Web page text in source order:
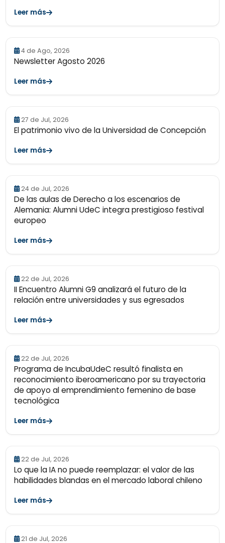
Leer más
4 de Ago, 2026
Newsletter Agosto 2026
Leer más
27 de Jul, 2026
El patrimonio vivo de la Universidad de Concepción
Leer más
24 de Jul, 2026
De las aulas de Derecho a los escenarios de
Alemania: Alumni UdeC integra prestigioso festival
europeo
Leer más
22 de Jul, 2026
II Encuentro Alumni G9 analizará el futuro de la
relación entre universidades y sus egresados
Leer más
22 de Jul, 2026
Programa de IncubaUdeC resultó finalista en
reconocimiento iberoamericano por su trayectoria
de apoyo al emprendimiento femenino de base
tecnológica
Leer más
22 de Jul, 2026
Lo que la IA no puede reemplazar: el valor de las
habilidades blandas en el mercado laboral chileno
Leer más
21 de Jul, 2026